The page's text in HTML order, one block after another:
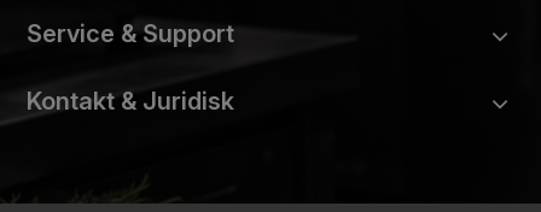
Service & Support
Kontakt & Juridisk